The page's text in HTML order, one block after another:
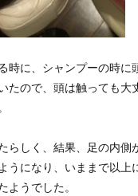
時に、シャンプーの時に
たので、頭は触っても大
らしく、 結果、足の内側
うになり、いままで以上
ようでした。